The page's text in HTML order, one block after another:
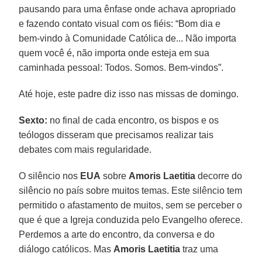
pausando para uma ênfase onde achava apropriado
e fazendo contato visual com os fiéis: “Bom dia e
bem-vindo à Comunidade Católica de... Não importa
quem você é, não importa onde esteja em sua
caminhada pessoal: Todos. Somos. Bem-vindos”.
Até hoje, este padre diz isso nas missas de domingo.
Sexto: no final de cada encontro, os bispos e os
teólogos disseram que precisamos realizar tais
debates com mais regularidade.
O silêncio nos EUA sobre Amoris Laetitia decorre do
silêncio no país sobre muitos temas. Este silêncio tem
permitido o afastamento de muitos, sem se perceber o
que é que a Igreja conduzida pelo Evangelho oferece.
Perdemos a arte do encontro, da conversa e do
diálogo católicos. Mas Amoris Laetitia traz uma